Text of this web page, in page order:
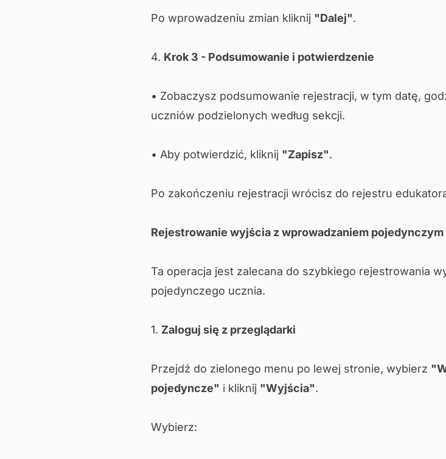
Po wprowadzeniu zmian kliknij "Dalej".
4. Krok 3 - Podsumowanie i potwierdzenie
• Zobaczysz podsumowanie rejestracji, w tym datę,
uczniów podzielonych według sekcji.
• Aby potwierdzić, kliknij "Zapisz".
Po zakończeniu rejestracji wrócisz do rejestru
Rejestrowanie wyjścia z wprowadzaniem pojedynczym
Ta operacja jest zalecana do szybkiego rejestrowania
pojedynczego ucznia.
1. Zaloguj się z przeglądarki
Przejdź do zielonego menu po lewej stronie, wybierz
pojedyncze" i kliknij "Wyjścia".
Wybierz: